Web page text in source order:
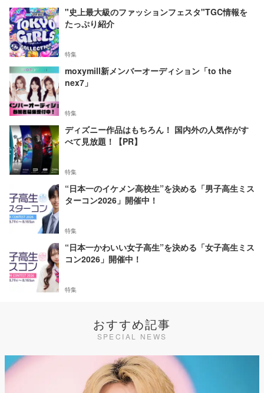
"史上最大級のファッションフェスタ"TGC情報を
たっぷり紹介
特集
moxymill新メンバーオーディション「to the
nex7」
特集
ディズニー作品はもちろん！ 国内外の人気作がす
べて見放題！【PR】
特集
“日本一のイケメン高校生”を決める「男子高生ミス
ターコン2026」開催中！
特集
“日本一かわいい女子高生”を決める「女子高生ミス
コン2026」開催中！
特集
おすすめ記事
SPECIAL NEWS